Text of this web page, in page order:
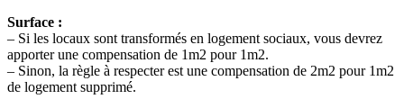
Surface :
– Si les locaux sont transformés en logement sociaux, vous devrez
apporter une compensation de 1m2 pour 1m2.
– Sinon, la règle à respecter est une compensation de 2m2 pour 1m2
de logement supprimé.